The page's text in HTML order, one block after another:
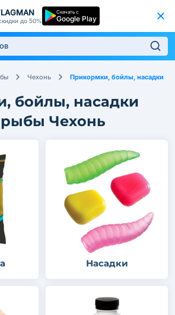
до 50%
Скачать с
Google Play
Чехонь Прикормки, бойлы, насадки
бойлы, насадки
Чехонь
Насадки